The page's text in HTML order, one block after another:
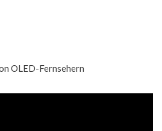
OLED-Fernsehern